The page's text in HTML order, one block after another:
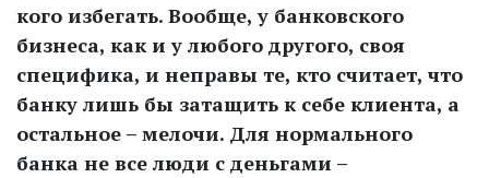
кого избегать. Вообще, у банковского
бизнеса, как и у любого другого, своя
специфика, и неправы те, кто считает, что
банку лишь бы затащить к себе клиента, а
остальное – мелочи. Для нормального
банка не все люди с деньгами –